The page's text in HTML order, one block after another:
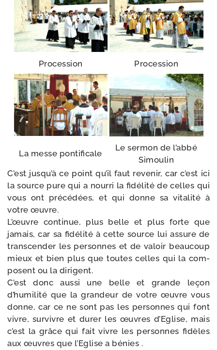
Procession Procession
La messe pontificale
Le ser­mon de l’ab­bé
Simoulin
C’est jusqu’à ce point qu’il faut reve­nir, car c’est ici
la source pure qui a nour­ri la fidé­li­té de celles qui
vous ont pré­cé­dées, et qui donne sa vita­li­té à
votre œuvre.
L’œuvre conti­nue, plus belle et plus forte que
jamais, car sa fidé­li­té à cette source lui assure de
trans­cen­der les per­sonnes et de valoir beau­coup
mieux et bien plus que toutes celles qui la com­
posent ou la dirigent.
C’est donc aus­si une belle et grande leçon
d’humilité que la gran­deur de votre œuvre vous
donne, car ce ne sont pas les per­sonnes qui font
vivre, sur­vivre et durer les œuvres d’Eglise, mais
c’est la grâce qui fait vivre les per­sonnes fidèles
aux œuvres que l’Eglise a bénies .